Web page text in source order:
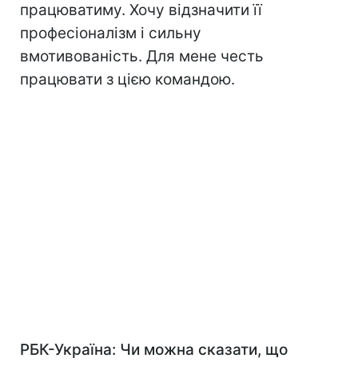
працюватиму. Хочу відзначити її
професіоналізм і сильну
вмотивованість. Для мене честь
працювати з цією командою.
РБК-Україна: Чи можна сказати, що